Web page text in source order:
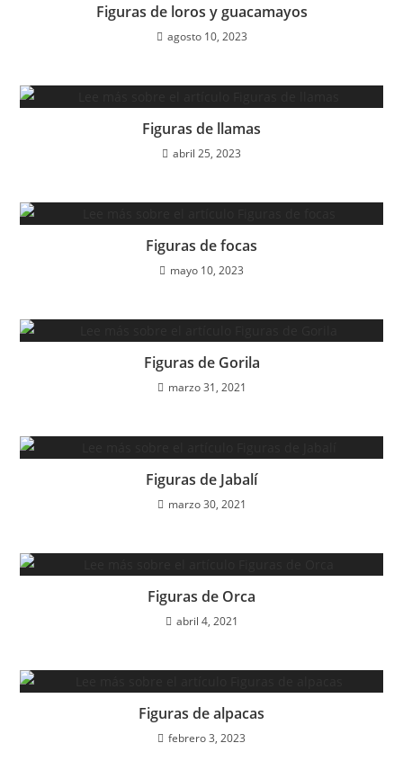
Figuras de loros y guacamayos
agosto 10, 2023
Figuras de llamas
abril 25, 2023
Figuras de focas
mayo 10, 2023
Figuras de Gorila
marzo 31, 2021
Figuras de Jabalí
marzo 30, 2021
Figuras de Orca
abril 4, 2021
Figuras de alpacas
febrero 3, 2023